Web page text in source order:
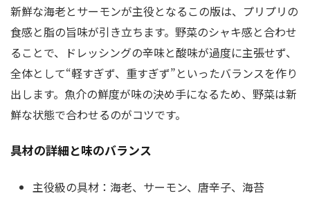
新鮮な海老とサーモンが主役となるこの版は、プリプリの
食感と脂の旨味が引き立ちます。野菜のシャキ感と合わせ
ることで、ドレッシングの辛味と酸味が過度に主張せず、
全体として“軽すぎず、重すぎず”といったバランスを作り
出します。魚介の鮮度が味の決め手になるため、野菜は新
鮮な状態で合わせるのがコツです。
具材の詳細と味のバランス
主役級の具材：海老、サーモン、唐辛子、海苔